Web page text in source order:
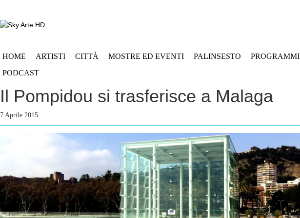
HOME ARTISTI CITTÀ MOSTRE ED EVENTI PALINSESTO PROGRAMMI
PODCAST
Il Pompidou si trasferisce a Malaga
7 Aprile 2015